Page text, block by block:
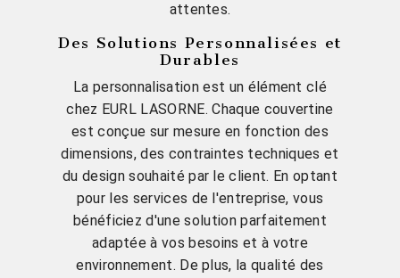
attentes.
Des Solutions Personnalisées et
Durables
La personnalisation est un élément clé
chez EURL LASORNE. Chaque couvertine
est conçue sur mesure en fonction des
dimensions, des contraintes techniques et
du design souhaité par le client. En optant
pour les services de l'entreprise, vous
bénéficiez d'une solution parfaitement
adaptée à vos besoins et à votre
environnement. De plus, la qualité des